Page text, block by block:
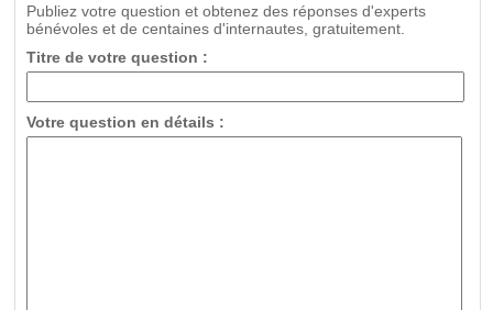
Publiez votre question et obtenez des réponses d'experts
bénévoles et de centaines d'internautes, gratuitement.
Titre de votre question :
Votre question en détails :